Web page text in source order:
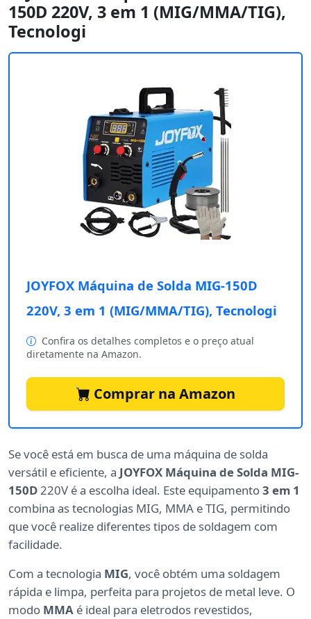
150D 220V, 3 em 1 (MIG/MMA/TIG),
Tecnologi
JOYFOX Máquina de Solda MIG-150D
220V, 3 em 1 (MIG/MMA/TIG), Tecnologi
Confira os detalhes completos e o preço atual
diretamente na Amazon.
Comprar na Amazon
Se você está em busca de uma máquina de solda
versátil e eficiente, a JOYFOX Máquina de Solda MIG-
150D220V é a escolha ideal. Este equipamento3 em 1
combina as tecnologias MIG, MMA e TIG, permitindo
que você realize diferentes tipos de soldagem com
facilidade.
Com a tecnologia MIG, você obtém uma soldagem
rápida e limpa, perfeita para projetos de metal leve. O
modo MMA é ideal para eletrodos revestidos,